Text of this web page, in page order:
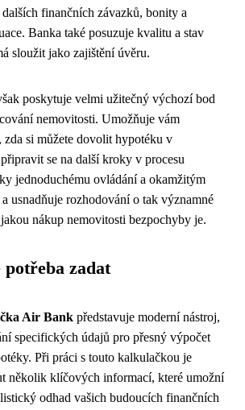
finančních závazků, bonity a
Banka také posuzuje kvalitu a stav
sloužit jako zajištění úvěru.
poskytuje velmi užitečný výchozí bod
nemovitosti. Umožňuje vám
zda si můžete dovolit hypotéku v
se na další kroky v procesu
jednoduchému ovládání a okamžitým
usnadňuje rozhodování o tak významné
nákup nemovitosti bezpochyby je.
potřeba zadat
Air Bank představuje moderní nástroj,
specifických údajů pro přesný výpočet
Při práci s touto kalkulačkou je
několik klíčových informací, které umožní
odhad vašich budoucích finančních